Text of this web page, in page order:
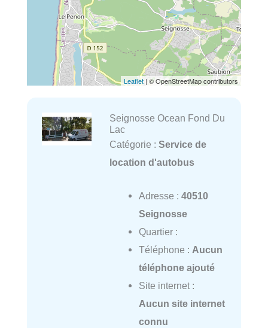
Leaflet | © OpenStreetMap contributors
Seignosse Ocean Fond Du
Lac
Catégorie : Service de
location d'autobus
Adresse : 40510
Seignosse
Quartier :
Téléphone : Aucun
téléphone ajouté
Site internet :
Aucun site internet
connu